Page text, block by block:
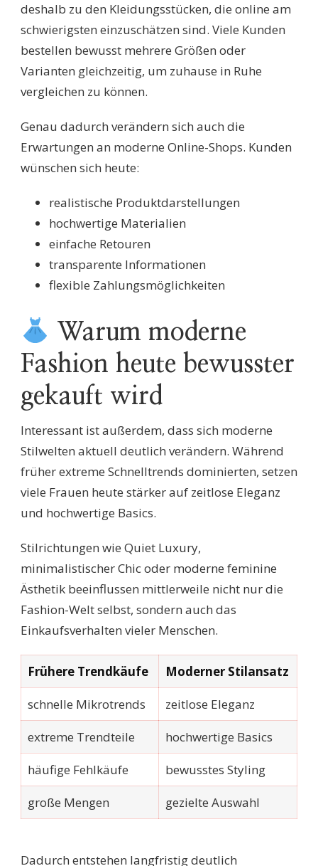
deshalb zu den Kleidungsstücken, die online am
schwierigsten einzuschätzen sind. Viele Kunden
bestellen bewusst mehrere Größen oder
Varianten gleichzeitig, um zuhause in Ruhe
vergleichen zu können.
Genau dadurch verändern sich auch die
Erwartungen an moderne Online-Shops. Kunden
wünschen sich heute:
realistische Produktdarstellungen
hochwertige Materialien
einfache Retouren
transparente Informationen
flexible Zahlungsmöglichkeiten
Warum moderne
Fashion heute bewusster
gekauft wird
Interessant ist außerdem, dass sich moderne
Stilwelten aktuell deutlich verändern. Während
früher extreme Schnelltrends dominierten, setzen
viele Frauen heute stärker auf zeitlose Eleganz
und hochwertige Basics.
Stilrichtungen wie Quiet Luxury,
minimalistischer Chic oder moderne feminine
Ästhetik beeinflussen mittlerweile nicht nur die
Fashion-Welt selbst, sondern auch das
Einkaufsverhalten vieler Menschen.
Frühere Trendkäufe
Moderner Stilansatz
schnelle Mikrotrends
zeitlose Eleganz
extreme Trendteile
hochwertige Basics
häufige Fehlkäufe
bewusstes Styling
große Mengen
gezielte Auswahl
Dadurch entstehen langfristig deutlich